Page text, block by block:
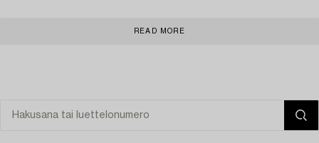
READ MORE